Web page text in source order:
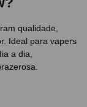
qualidade,
Ideal para vapers
a dia,